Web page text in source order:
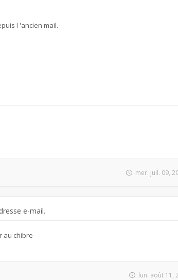
l 'ancien mail.
mer. juil. 09,
e-mail.
au chibre
lun. août 11,